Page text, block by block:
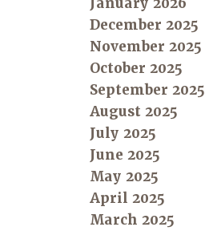
December 2025
November 2025
October 2025
September 2025
August 2025
July 2025
June 2025
May 2025
April 2025
March 2025